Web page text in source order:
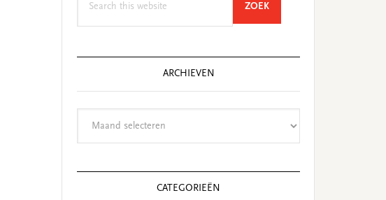
ZOEKSEARCH
ARCHIEVEN
CATEGORIEËN